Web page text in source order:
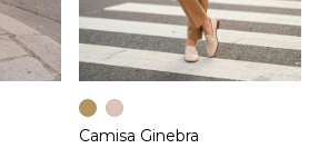
Camisa Ginebra